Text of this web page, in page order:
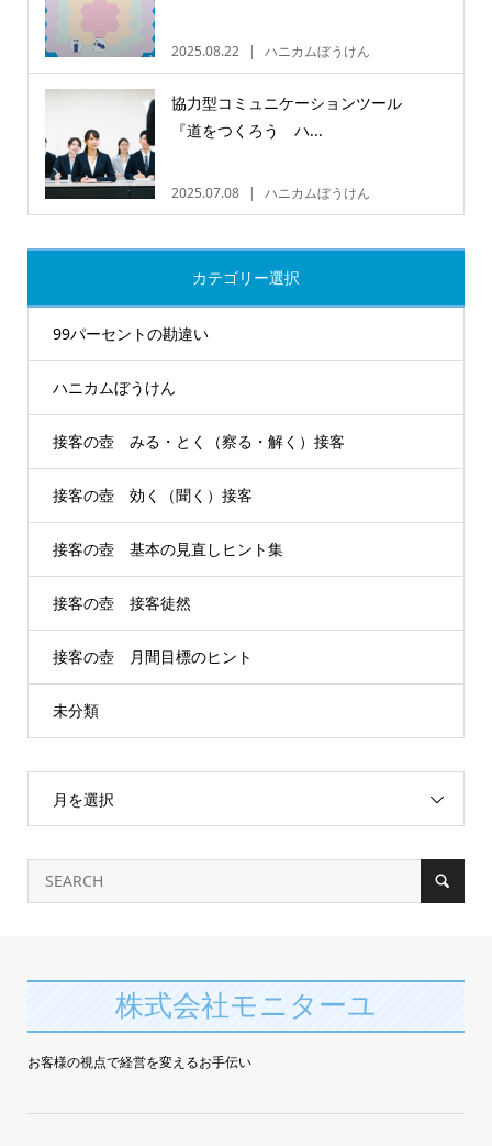
2025.08.22 ハニカムぼうけん
協力型コミュニケーションツール
『道をつくろう ハ...
2025.07.08 ハニカムぼうけん
カテゴリー選択
99パーセントの勘違い
ハニカムぼうけん
接客の壺 みる・とく（察る・解く）接客
接客の壺 効く（聞く）接客
接客の壺 基本の見直しヒント集
接客の壺 接客徒然
接客の壺 月間目標のヒント
未分類
月を選択
株式会社モニターユ
お客様の視点で経営を変えるお手伝い